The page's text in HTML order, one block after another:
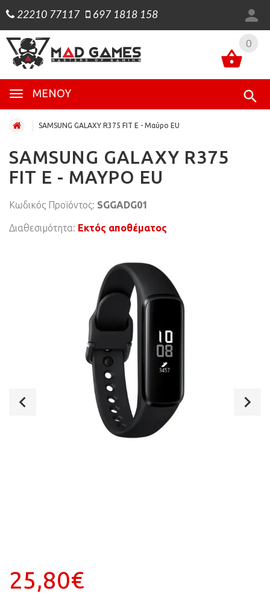
22210 77117 697 1818 158
0
ΜΕΝΟΎ
0
SAMSUNG GALAXY R375 FIT E - Μαύρο ΕU
SAMSUNG GALAXY R375
FIT E - ΜΑΎΡΟ ΕU
Κωδικός Προϊόντος: SGGADG01
Διαθεσιμότητα: Εκτός αποθέματος
25,80€